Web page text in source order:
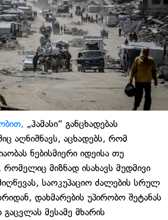
„ჰამასი“ განცხადებას
აღნიშნავს, აცხადებს, რომ
ნებისმიერი იდეისა თუ
რომელიც მიზნად ისახავს მუდმივი
საოკუპაციო ძალების სრულ
დახმარების უპირობო შეტანას
მესამე მხარის